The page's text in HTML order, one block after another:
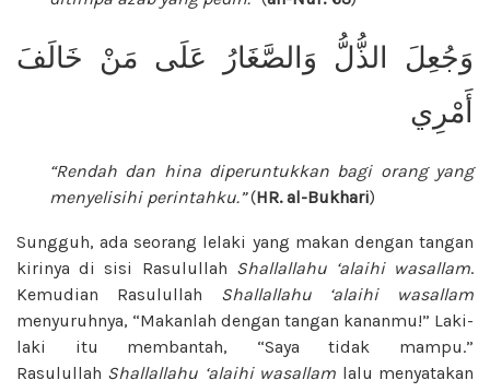
وَجُعِلَ الذُّلُّ وَالصَّغَارُ عَلَى مَنْ خَالَفَ
أَمْرِي
“Rendah dan hina diperuntukkan bagi orang yang
menyelisihi perintahku.”(HR. al-Bukhari)
Sungguh, ada seorang lelaki yang makan dengan tangan
kirinya di sisi Rasulullah Shallallahu ‘alaihi wasallam.
Kemudian Rasulullah Shallallahu ‘alaihi wasallam
menyuruhnya, “Makanlah dengan tangan kananmu!” Laki-
laki itu membantah, “Saya tidak mampu.”
Rasulullah Shallallahu ‘alaihi wasallam lalu menyatakan